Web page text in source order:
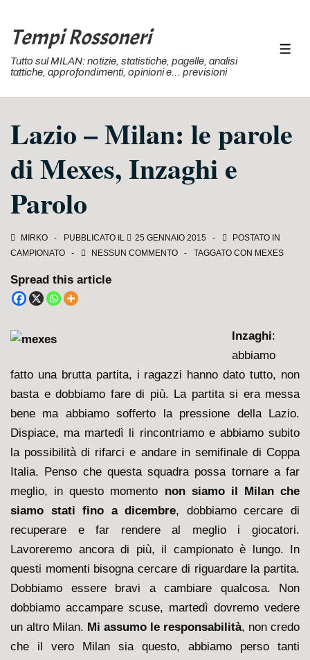
Vai
contenuto
Tempi Rossoneri
Tutto sul MILAN: notizie, statistiche, pagelle, analisi
tattiche, approfondimenti, opinioni e… previsioni
Lazio – Milan: le parole
di Mexes, Inzaghi e
Parolo
MIRKO PUBBLICATO IL 25 GENNAIO 2015
POSTATO IN
CAMPIONATO
NESSUN COMMENTO TAGGATO CON MEXES
Spread this article
Inzaghi:
abbiamo
fatto una brutta partita, i ragazzi hanno dato tutto, non
basta e dobbiamo fare di più. La partita si era messa
bene ma abbiamo sofferto la pressione della Lazio.
Dispiace, ma martedì li rincontriamo e abbiamo subito
la possibilità di rifarci e andare in semifinale di Coppa
Italia. Penso che questa squadra possa tornare a far
meglio, in questo momento non siamo il Milan che
siamo stati fino a dicembre, dobbiamo cercare di
recuperare e far rendere al meglio i giocatori.
Lavoreremo ancora di più, il campionato è lungo. In
questi momenti bisogna cercare di riguardare la partita.
Dobbiamo essere bravi a cambiare qualcosa. Non
dobbiamo accampare scuse, martedì dovremo vedere
un altro Milan. Mi assumo le responsabilità, non credo
che il vero Milan sia questo, abbiamo perso tanti